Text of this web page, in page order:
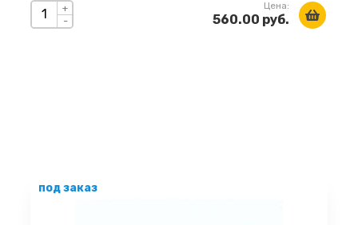
+
-
Цена:
560.00 руб.
под заказ